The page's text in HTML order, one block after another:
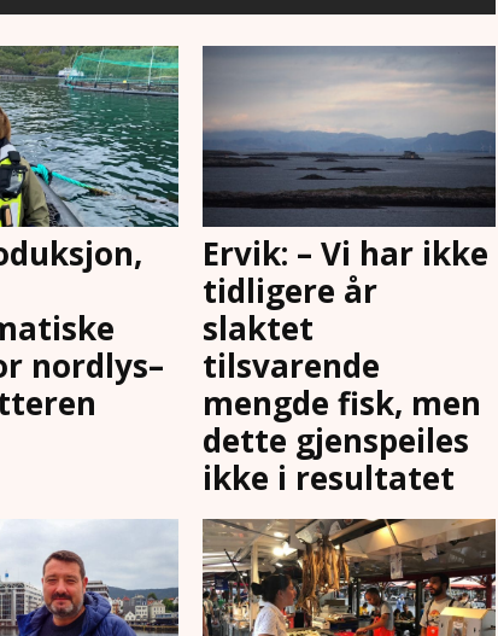
nordlys–
Ervik: – Vi har ikke
tidligere år
slaktet
tilsvarende
mengde fisk, men
dette gjenspeiles
ikke i resultatet